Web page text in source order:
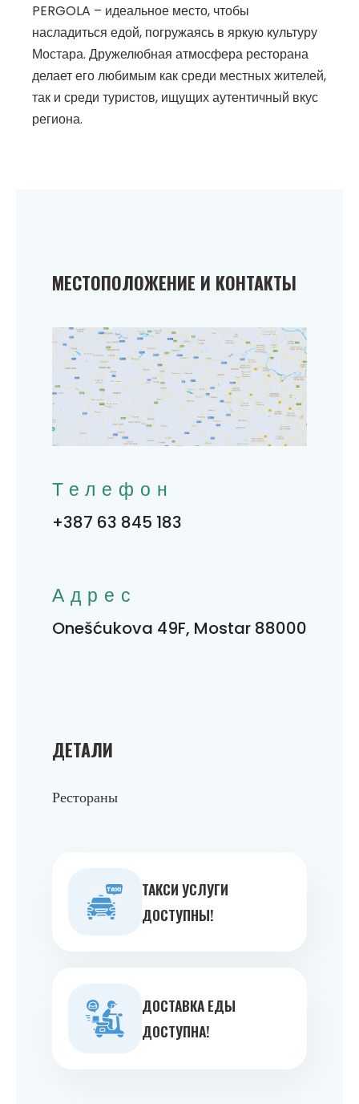
PERGOLA – идеальное место, чтобы
насладиться едой, погружаясь в яркую культуру
Мостара. Дружелюбная атмосфера ресторана
делает его любимым как среди местных жителей,
так и среди туристов, ищущих аутентичный вкус
региона.
ДЕТАЛИ
Рестораны
ТАКСИ УСЛУГИ
ДОСТУПНЫ!
ДОСТАВКА ЕДЫ
ДОСТУПНА!
МЕСТОПОЛОЖЕНИЕ И КОНТАКТЫ
Телефон
+387 63 845 183
Адрес
Onešćukova 49F, Mostar 88000